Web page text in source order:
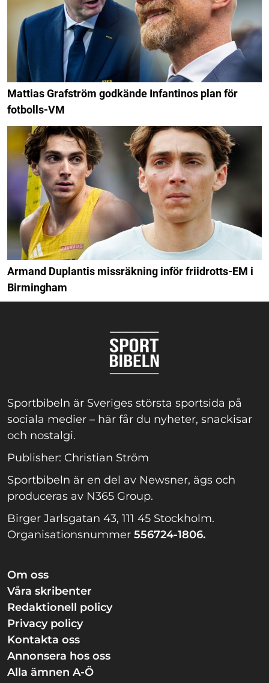
Mattias Grafström godkände Infantinos plan för
fotbolls-VM
Armand Duplantis missräkning inför friidrotts-EM i
Birmingham
Sportbibeln är Sveriges största sportsida på
sociala medier – här får du nyheter, snackisar
och nostalgi.
Publisher: Christian Ström
Sportbibeln är en del av Newsner, ägs och
produceras av N365 Group.
Birger Jarlsgatan 43, 111 45 Stockholm.
Organisationsnummer 556724-1806.
Om oss
Våra skribenter
Redaktionell policy
Privacy policy
Kontakta oss
Annonsera hos oss
Alla ämnen A-Ö